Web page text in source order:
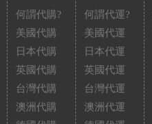
何謂代購?
美國代購
日本代購
英國代購
台灣代購
澳洲代購
何謂代運?
美國代運
日本代運
英國代運
台灣代運
澳洲代運